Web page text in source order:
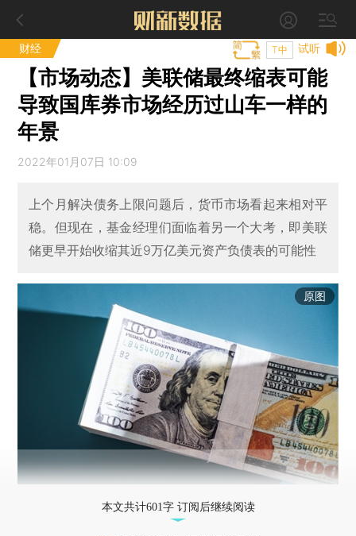
财经 试听
T中
【市场动态】美联储最终缩表可能
导致国库券市场经历过山车一样的
年景
2022年01月07日 10:09
上个月解决债务上限问题后，货币市场看起来相对平
稳。但现在，基金经理们面临着另一个大考，即美联
储更早开始收缩其近9万亿美元资产负债表的可能性
原图
本文共计601字 订阅后继续阅读